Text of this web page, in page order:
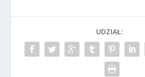
UDZIAŁ: